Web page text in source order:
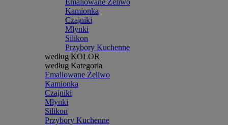
Emaliowane Żeliwo
Kamionka
Czajniki
Młynki
Silikon
Przybory Kuchenne
według KOLOR
według Kategoria
Emaliowane Żeliwo
Kamionka
Czajniki
Młynki
Silikon
Przybory Kuchenne